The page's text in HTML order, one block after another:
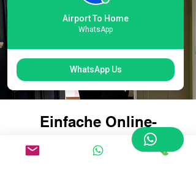
Einfache Online-
Buchung für die
Airport To Home
WhatsApp
WhatsApp Us